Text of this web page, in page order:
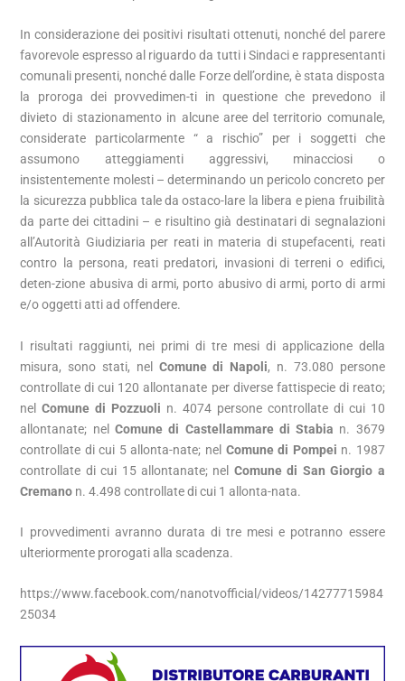
In considerazione dei positivi risultati ottenuti, nonché del parere
favorevole espresso al riguardo da tutti i Sindaci e rappresentanti
comunali presenti, nonché dalle Forze dell’ordine, è stata disposta
la proroga dei provvedimen-ti in questione che prevedono il
divieto di stazionamento in alcune aree del territorio comunale,
considerate particolarmente “ a rischio” per i soggetti che
assumono atteggiamenti aggressivi, minacciosi o
insistentemente molesti – determinando un pericolo concreto per
la sicurezza pubblica tale da ostaco-lare la libera e piena fruibilità
da parte dei cittadini – e risultino già destinatari di segnalazioni
all’Autorità Giudiziaria per reati in materia di stupefacenti, reati
contro la persona, reati predatori, invasioni di terreni o edifici,
deten-zione abusiva di armi, porto abusivo di armi, porto di armi
e/o oggetti atti ad offendere.
I risultati raggiunti, nei primi di tre mesi di applicazione della
misura, sono stati, nel Comune di Napoli, n. 73.080 persone
controllate di cui 120 allontanate per diverse fattispecie di reato;
nelComune di Pozzuoli n. 4074 persone controllate di cui 10
allontanate; nel Comune di Castellammare di Stabia n. 3679
controllate di cui 5 allonta-nate; nel Comune di Pompei n. 1987
controllate di cui 15 allontanate; nel Comune di San Giorgio a
Cremano n. 4.498 controllate di cui 1 allonta-nata.
I provvedimenti avranno durata di tre mesi e potranno essere
ulteriormente prorogati alla scadenza.
https://www.facebook.com/nanotvofficial/videos/14277715984
25034